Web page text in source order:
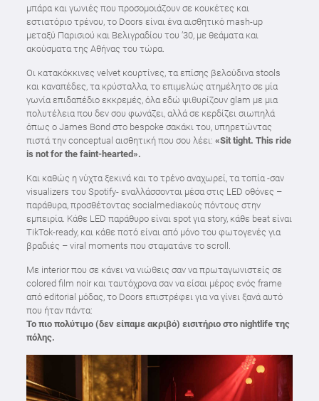
μπάρα και γωνιές που προσομοιάζουν σε κουκέτες και
εστιατόριο τρένου, το Doors είναι ένα αισθητικό mash-up
μεταξύ Παρισιού και Βελιγραδίου του ’30, με θεάματα και
ακούσματα της Αθήνας του τώρα.
Οι κατακόκκινες velvet κουρτίνες, τα επίσης βελούδινα stools
και καναπέδες, τα κρύσταλλα, το επιμελώς ατημέλητο σε μία
γωνία επιδαπέδιο εκκρεμές, όλα εδώ ψιθυρίζουν glam με μια
πολυτέλεια που δεν σου φωνάζει, αλλά σε κερδίζει σιωπηλά
όπως ο James Bond στο bespoke σακάκι του, υπηρετώντας
πιστά την conceptual αισθητική που σου λέει: «Sit tight. This ride
is not for the faint-hearted».
Και καθώς η νύχτα ξεκινά και το τρένο αναχωρεί, τα τοπία -σαν
visualizers του Spotify- εναλλάσσονται μέσα στις LED οθόνες –
παράθυρα, προσθέτοντας socialmediaκούς πόντους στην
εμπειρία. Κάθε LED παράθυρο είναι spot για story, κάθε beat είναι
TikTok-ready, και κάθε ποτό είναι από μόνο του φωτογενές για
βραδιές – viral moments που σταματάνε το scroll.
Με interior που σε κάνει να νιώθεις σαν να πρωταγωνιστείς σε
colored film noir και ταυτόχρονα σαν να είσαι μέρος ενός frame
από editorial μόδας, το Doors επιστρέφει για να γίνει ξανά αυτό
που ήταν πάντα:
Το πιο πολύτιμο (δεν είπαμε ακριβό) εισιτήριο στο nightlife της
πόλης.